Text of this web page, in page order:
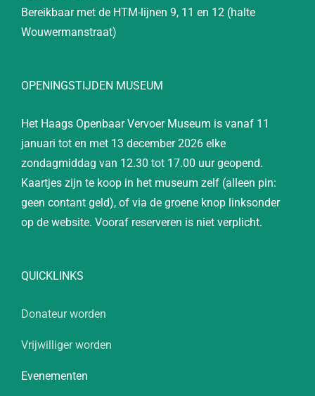
Bereikbaar met de HTM-lijnen 9, 11 en 12 (halte
Wouwermanstraat)
OPENINGSTIJDEN MUSEUM
Het Haags Openbaar Vervoer Museum is vanaf 11
januari tot en met 13 december 2026 elke
zondagmiddag van 12.30 tot 17.00 uur geopend.
Kaartjes zijn te koop in het museum zelf (alleen pin:
geen contant geld), of via de groene knop linksonder
op de website. Vooraf reserveren is niet verplicht.
QUICKLINKS
Donateur worden
Vrijwilliger worden
Evenementen